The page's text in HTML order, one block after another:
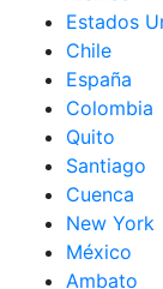
Estados
Chile
España
Colombia
Quito
Santiago
Cuenca
New York
México
Ambato